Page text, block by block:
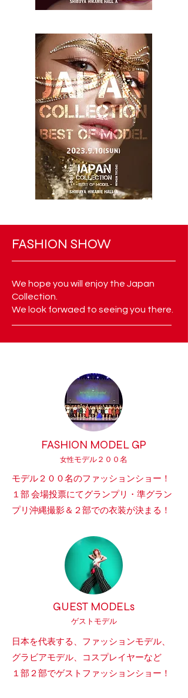
FASHION SHOW
We hope you will enjoy the Japan
Collection.
We look forwaed to seeing you there.
​FASHION MODEL GP
女性モデル​２００名
モデル２００名のファッションショー！
１部 会場投票にてグランプリ・準グラン
プリ沖縄撮影＆２部での衣装が決まる！
​GUEST MODELs
ゲストモデル
日本を代表する、ファッションモデル、
グラビアモデル、コスプレイヤーなど
１部２部でゲストファッションショー！